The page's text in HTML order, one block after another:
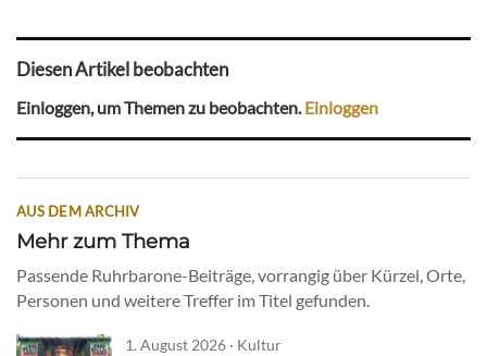
Diesen Artikel beobachten
Einloggen, um Themen zu beobachten.Einloggen
AUS DEM ARCHIV
Mehr zum Thema
Passende Ruhrbarone-Beiträge, vorrangig über Kürzel, Orte,
Personen und weitere Treffer im Titel gefunden.
1. August 2026 · Kultur